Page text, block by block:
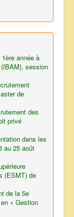
année à
session
de
des
privé
dans les
au 25 août
(ESMT) de
de la 5e
« Gestion